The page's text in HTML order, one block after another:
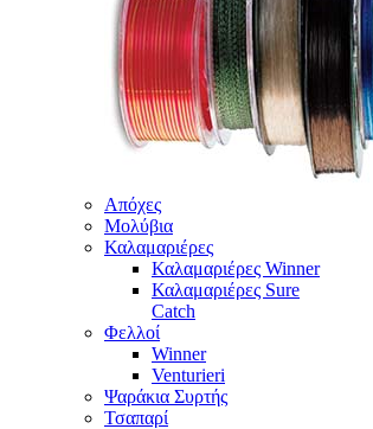
Απόχες
Μολύβια
Καλαμαριέρες
Καλαμαριέρες Winner
Καλαμαριέρες Sure
Catch
Φελλοί
Winner
Venturieri
Ψαράκια Συρτής
Τσαπαρί